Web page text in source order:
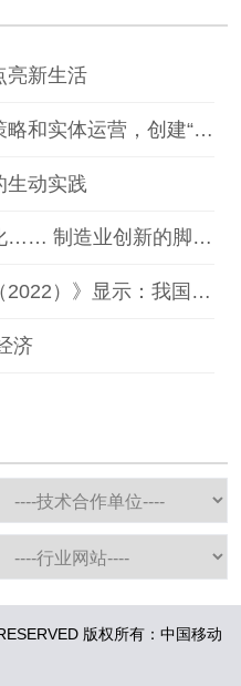
亮新生活
和实体运营，创建“未
生动实践
…… 制造业创新的脚步
2022）》显示：我国互
济
版权所有：中国移动